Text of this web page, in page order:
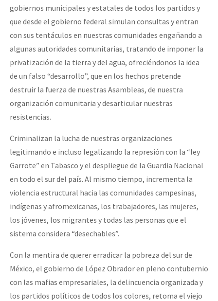
gobiernos municipales y estatales de todos los partidos y
que desde el gobierno federal simulan consultas y entran
con sus tentáculos en nuestras comunidades engañando a
algunas autoridades comunitarias, tratando de imponer la
privatización de la tierra y del agua, ofreciéndonos la idea
de un falso “desarrollo”, que en los hechos pretende
destruir la fuerza de nuestras Asambleas, de nuestra
organización comunitaria y desarticular nuestras
resistencias.
Criminalizan la lucha de nuestras organizaciones
legitimando e incluso legalizando la represión con la “ley
Garrote” en Tabasco y el despliegue de la Guardia Nacional
en todo el sur del país. Al mismo tiempo, incrementa la
violencia estructural hacia las comunidades campesinas,
indígenas y afromexicanas, los trabajadores, las mujeres,
los jóvenes, los migrantes y todas las personas que el
sistema considera “desechables”.
Con la mentira de querer erradicar la pobreza del sur de
México, el gobierno de López Obrador en pleno contubernio
con las mafias empresariales, la delincuencia organizada y
los partidos políticos de todos los colores, retoma el viejo